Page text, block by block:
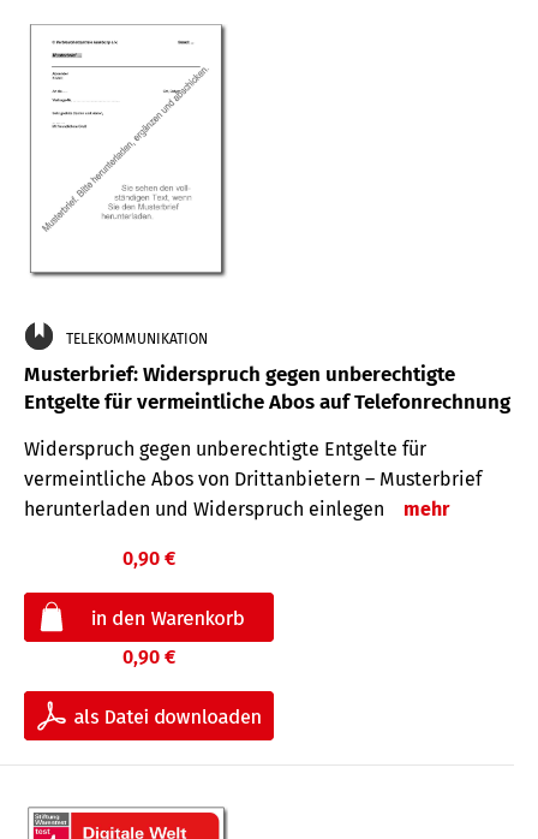
TELEKOMMUNIKATION
Musterbrief: Widerspruch gegen unberechtigte
Entgelte für vermeintliche Abos auf Telefonrechnung
Widerspruch gegen unberechtigte Entgelte für
vermeintliche Abos von Drittanbietern – Musterbrief
herunterladen und Widerspruch einlegen
mehr
0,90 €
0,90 €